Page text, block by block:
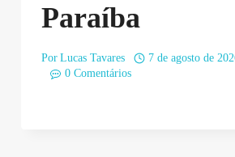
Paraíba
Por Lucas Tavares
7 de agosto de
0 Comentários